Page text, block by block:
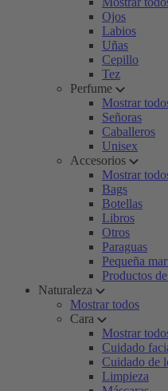
Ojos
Labios
Uñas
Cepillo
Tez
Perfume
Mostrar
Señoras
Caballeros
Unisex
Accesorios
Mostrar
Bags
Botellas
Libros
Otros
Paraguas
Pequeña
Productos
Naturaleza
Mostrar todos
Cara
Mostrar
Cuidado
Cuidado de
Limpieza